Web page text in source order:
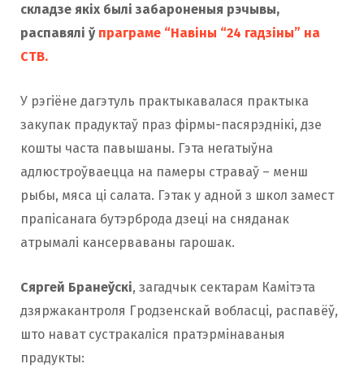
складзе якіх былі забароненыя рэчывы,
распавялі ў праграме “Навіны “24 гадзіны” на
СТВ.
У рэгіёне дагэтуль практыкавалася практыка
закупак прадуктаў праз фірмы-пасярэднікі, дзе
кошты часта павышаны. Гэта негатыўна
адлюстроўваецца на памеры страваў – менш
рыбы, мяса ці салата. Гэтак у адной з школ замест
прапісанага бутэрброда дзеці на сняданак
атрымалі кансерваваны гарошак.
Сяргей Бранеўскі, загадчык сектарам Камітэта
дзяржакантроля Гродзенскай вобласці, распавёў,
што нават сустракаліся пратэрмінаваныя
прадукты: